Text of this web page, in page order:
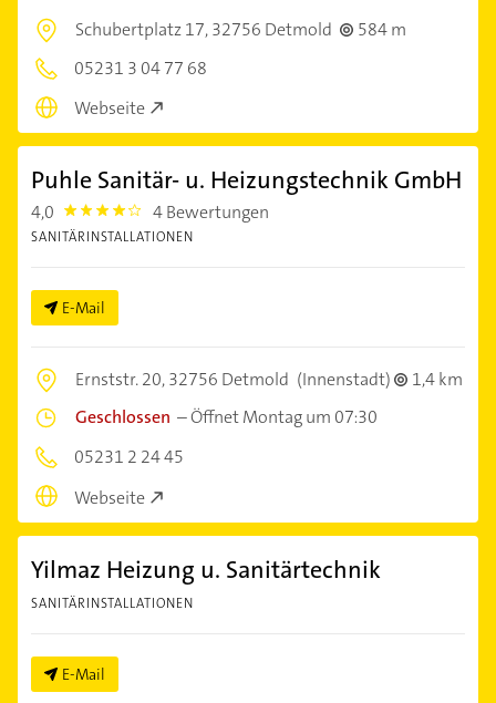
Schubertplatz 17,32756 Detmold
584 m
05231 3 04 77 68
Webseite
Puhle Sanitär- u. Heizungstechnik GmbH
4,0 4.0 4 Bewertungen
SANITÄRINSTALLATIONEN
E-Mail
Ernststr. 20,32756 Detmold (Innenstadt)
1,4 km
Geschlossen –Öffnet Montag um 07:30
05231 2 24 45
Webseite
Yilmaz Heizung u. Sanitärtechnik
SANITÄRINSTALLATIONEN
E-Mail